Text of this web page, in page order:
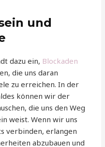
und
dazu ein, Blockaden
die uns daran
zu erreichen. In der
können wir der
die uns den Weg
weist. Wenn wir uns
verbinden, erlangen
abzubauen und